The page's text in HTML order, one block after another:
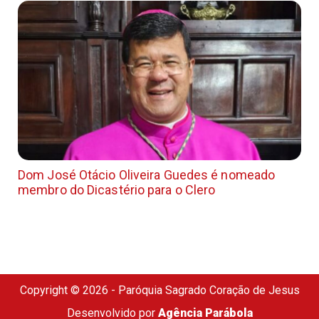
Dom José Otácio Oliveira Guedes é nomeado
membro do Dicastério para o Clero
Copyright © 2026 - Paróquia Sagrado Coração de Jesus
Desenvolvido por Agência Parábola